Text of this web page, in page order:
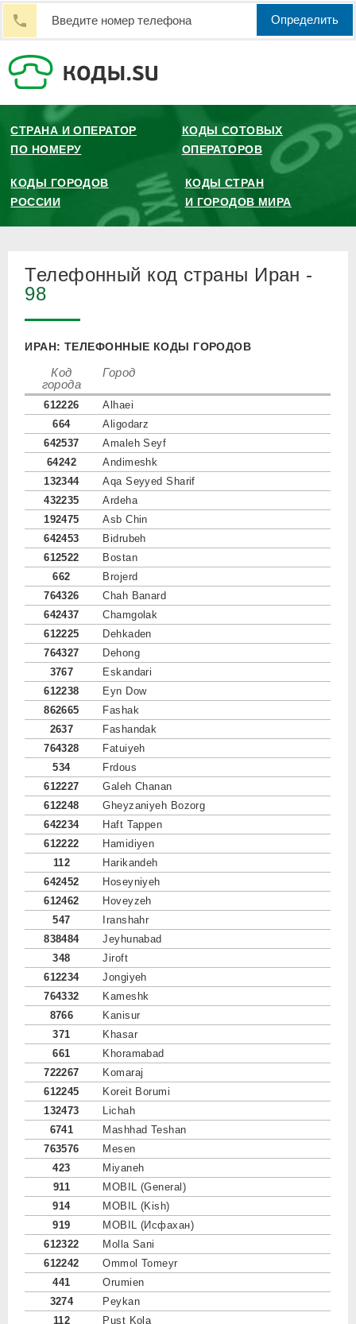
Определить
СТРАНА И ОПЕРАТОР
ПО НОМЕРУ
КОДЫ СОТОВЫХ
ОПЕРАТОРОВ
КОДЫ ГОРОДОВ
РОССИИ
КОДЫ СТРАН
И ГОРОДОВ МИРА
Телефонный код страны Иран -
98
ИРАН: ТЕЛЕФОННЫЕ КОДЫ ГОРОДОВ
Код
города
Город
612226
Alhaei
664
Aligodarz
642537
Amaleh Seyf
64242
Andimeshk
132344
Aqa Seyyed Sharif
432235
Ardeha
192475
Asb Chin
642453
Bidrubeh
612522
Bostan
662
Brojerd
764326
Chah Banard
642437
Chamgolak
612225
Dehkaden
764327
Dehong
3767
Eskandari
612238
Eyn Dow
862665
Fashak
2637
Fashandak
764328
Fatuiyeh
534
Frdous
612227
Galeh Chanan
612248
Gheyzaniyeh Bozorg
642234
Haft Tappen
612222
Hamidiyen
112
Harikandeh
642452
Hoseyniyeh
612462
Hoveyzeh
547
Iranshahr
838484
Jeyhunabad
348
Jiroft
612234
Jongiyeh
764332
Kameshk
8766
Kanisur
371
Khasar
661
Khoramabad
722267
Komaraj
612245
Koreit Borumi
132473
Lichah
6741
Mashhad Teshan
763576
Mesen
423
Miyaneh
911
MOBIL (General)
914
MOBIL (Kish)
919
MOBIL (Исфахан)
612322
Molla Sani
612242
Ommol Tomeyr
441
Orumien
3274
Peykan
112
Pust Kola